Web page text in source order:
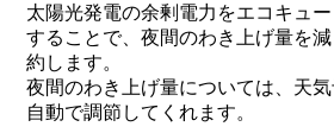
太陽光発電の余剰電力をエコキュ
することで、夜間のわき上げ量を
約します。
夜間のわき上げ量については、天
自動で調節してくれます。